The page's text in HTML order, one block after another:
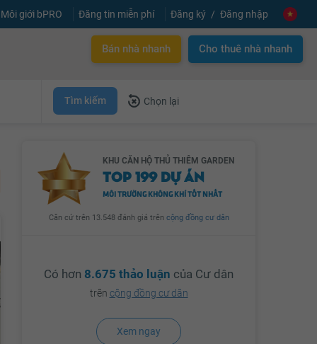
giới bPRO Đăng tin miễn phí Đăng ký Đăng nhập
Bán nhà nhanh Cho thuê nhà nhanh
Tìm kiếm Chọn lại
KHU CĂN HỘ THỦ THIÊM GARDEN
TOP 199 DỰ ÁN
MÔI TRƯỜNG KHÔNG KHÍ TỐT NHẤT
Căn cứ trên 13.548 đánh giá trên cộng đồng cư dân
Có hơn 8.675 thảo luận của Cư dân
trên cộng đồng cư dân
Xem ngay